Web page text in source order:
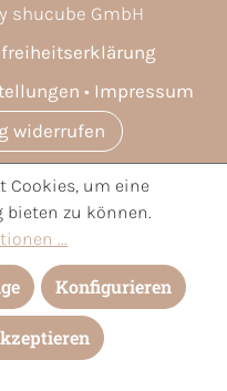
shucube GmbH
Impressum
widerrufen
zzgl.Versandkosten
nicht anders angegeben.
Cookies, um eine
zu können.
...
Konfigurieren